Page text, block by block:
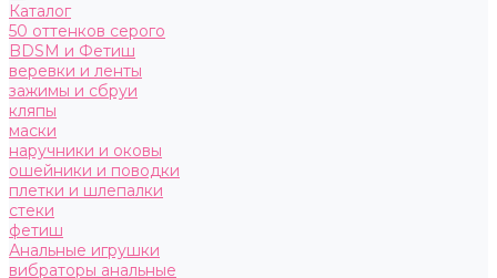
Каталог
50 оттенков серого
BDSM и Фетиш
веревки и ленты
зажимы и сбруи
кляпы
маски
наручники и оковы
ошейники и поводки
плетки и шлепалки
стеки
фетиш
Анальные игрушки
вибраторы анальные